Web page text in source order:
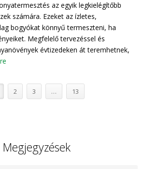
az egyik legkielégítőbb
számára. Ezeket az ízletes,
bogyókat könnyű termeszteni, ha
Megfelelő tervezéssel és
évtizedeken át teremhetnek,
2 3 … 13
Megjegyzések